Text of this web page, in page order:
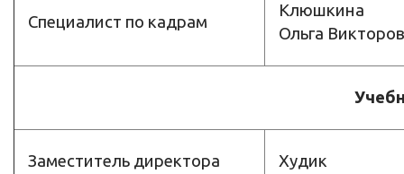
Специалист по кадрам
Клюшкина
Ольга
Заместитель директора
Худик